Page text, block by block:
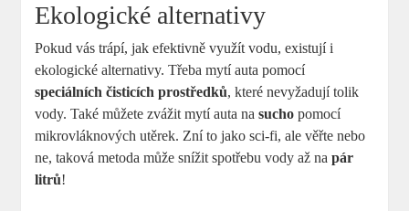
Ekologické alternativy
Pokud vás trápí, jak efektivně využít vodu, existují i
ekologické alternativy. Třeba mytí auta pomocí
speciálních čisticích prostředků, které nevyžadují tolik
vody. Také můžete zvážit mytí auta nasucho pomocí
mikrovláknových utěrek. Zní to jako sci-fi, ale věřte nebo
ne, taková metoda může snížit spotřebu vody až napár
litrů!